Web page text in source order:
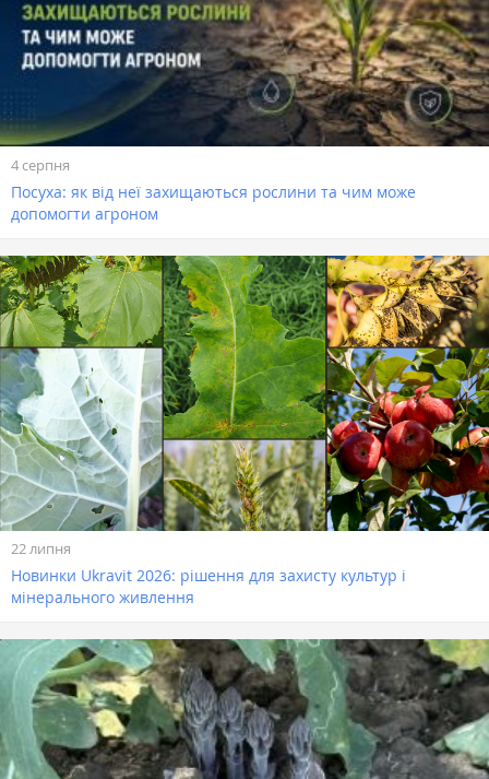
4 серпня
Посуха: як від неї захищаються рослини та чим може
допомогти агроном
22 липня
Новинки Ukravit 2026: рішення для захисту культур і
мінерального живлення